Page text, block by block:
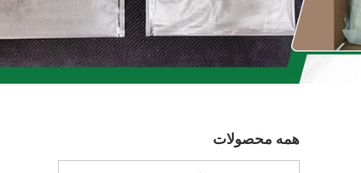
همه محصولات